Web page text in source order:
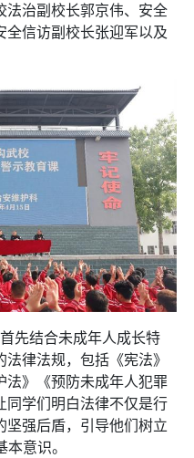
法治副校长郭京伟、安全
全信访副校长张迎军以及
结合未成年人成长特
律法规，包括《宪法》
法》《预防未成年人犯罪
同学们明白法律不仅是行
坚强后盾，引导他们树立
意识。